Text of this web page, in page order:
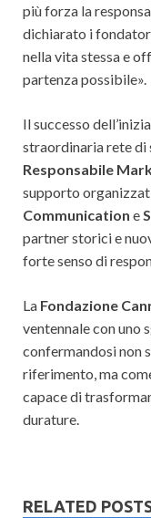
più forza la
dichiarato i
nella vita stessa e
partenza possibile».
Il successo
straordinaria rete di
Responsabile
supporto
Communication e
partner storici e
forte senso di
La Fondazione
ventennale con uno
confermandosi non
riferimento, ma
capace di
durature.
RELATED